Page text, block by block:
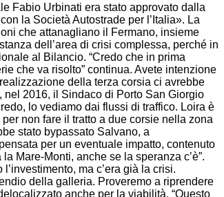
Fabio Urbinati era stato approvato dalla
la Società Autostrade per l’Italia». La
che attanagliano il Fermano, insieme
dell’area di crisi complessa, perché in
al Bilancio. “Credo che in prima
che va risolto” continua. Avete intenzione
della terza corsia ci avrebbe
nel 2016, il Sindaco di Porto San Giorgio
lo vediamo dai flussi di traffico. Loira è
non fare il tratto a due corsie nella zona
stato bypassato Salvano, a
per un eventuale impatto, contenuto
Mare-Monti, anche se la speranza c’è”.
ma c’era già la crisi.
della galleria. Proveremo a riprendere
anche per la viabilità. “Questo